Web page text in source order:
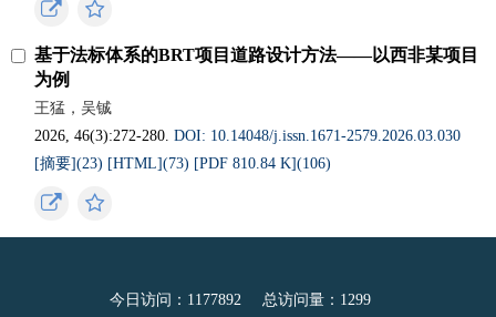
基于法标体系的BRT项目道路设计方法——以西非某项目
为例
王猛，吴铖
2026, 46(3):272-280.DOI: 10.14048/j.issn.1671-2579.2026.03.030
[摘要](23) [HTML](73) [PDF 810.84 K](106)
今日访问： 1177892 总访问量： 1299